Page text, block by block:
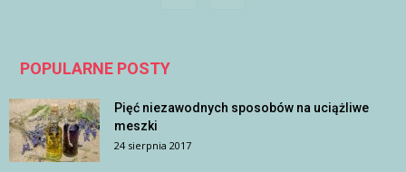
POPULARNE POSTY
Pięć niezawodnych sposobów na uciążliwe
meszki
24 sierpnia 2017